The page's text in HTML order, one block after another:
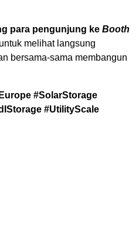
para pengunjung ke Booth
melihat langsung
bersama-sama membangun
#SolarStorage
#UtilityScale